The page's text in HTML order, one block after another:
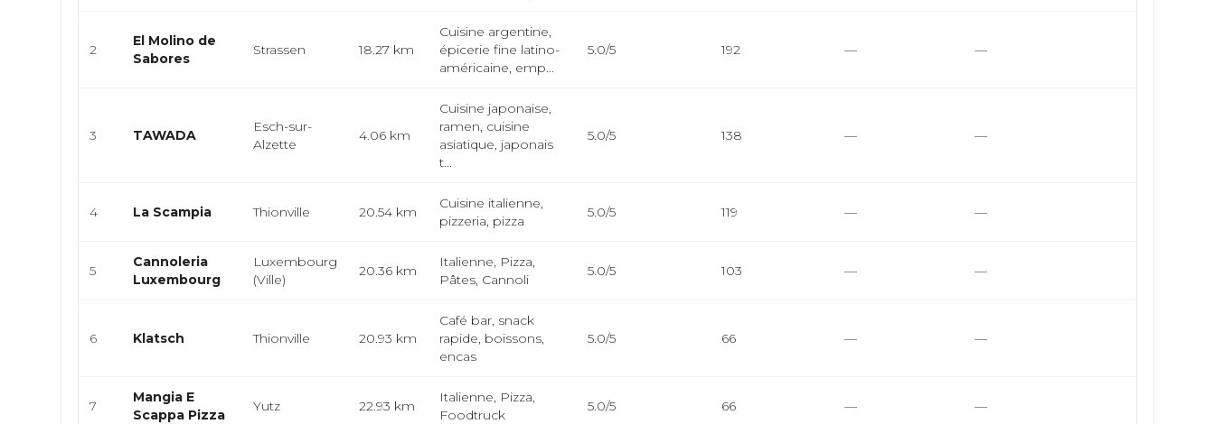
2
El Molino de
Sabores
Strassen 18.27 km
Cuisine argentine,
épicerie fine latino-
américaine, emp...
5.0/5 192 — —
3 TAWADA
Esch-sur-
Alzette
4.06 km
Cuisine japonaise,
ramen, cuisine
asiatique, japonais
t...
5.0/5 138 — —
4 La Scampia Thionville 20.54 km
Cuisine italienne,
pizzeria, pizza
5.0/5 119 — —
5
Cannoleria
Luxembourg
Luxembourg
(Ville)
20.36 km
Italienne, Pizza,
Pâtes, Cannoli
5.0/5 103 — —
6 Klatsch Thionville 20.93 km
Café bar, snack
rapide, boissons,
encas
5.0/5 66 — —
7
Mangia E
Scappa Pizza
Yutz 22.93 km
Italienne, Pizza,
Foodtruck
5.0/5 66 — —